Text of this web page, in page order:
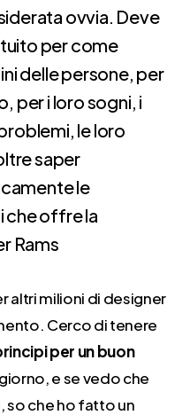
ovvia. Deve
per come
delle persone, per
per i loro sogni, i
le loro
saper
le
che offre la
Rams
altri milioni di designer
Cerco di tenere
per un buon
e se vedo che
so che ho fatto un